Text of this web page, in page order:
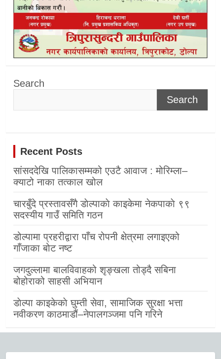
Search
Search
Recent Posts
सांसददेखि पालिकासम्मको एउटै आवाज : मोरिम्ला–
क्याटो नाका तत्काल खोल
चारबुँदे प्रस्तावसँगै डाेल्पाकाे काइकेमा नेकपाकाे ९९
सदस्यीय गाउँ समिति गठन
डोल्पामा प्रहरीद्वारा पाँच रोपनी क्षेत्रमा लगाइएको
गाँजाका बोट नष्ट
जगदुल्लामा बालविवाहको शृङ्खला तोड्दै सबिना
बोहोराको साहसी अभियान
डाेल्पा काइकेकाे घुम्ती सेवा, सामाजिक सुरक्षा भत्ता
नवीकरण काठमाडौं–नेपालगञ्जमा पनि गरिने